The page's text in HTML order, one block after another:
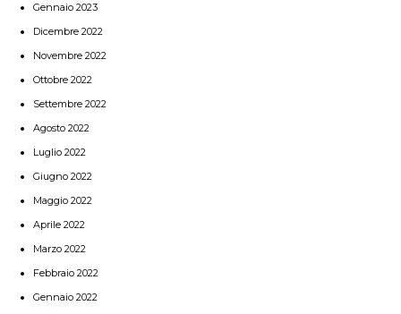
Gennaio 2023
Dicembre 2022
Novembre 2022
Ottobre 2022
Settembre 2022
Agosto 2022
Luglio 2022
Giugno 2022
Maggio 2022
Aprile 2022
Marzo 2022
Febbraio 2022
Gennaio 2022